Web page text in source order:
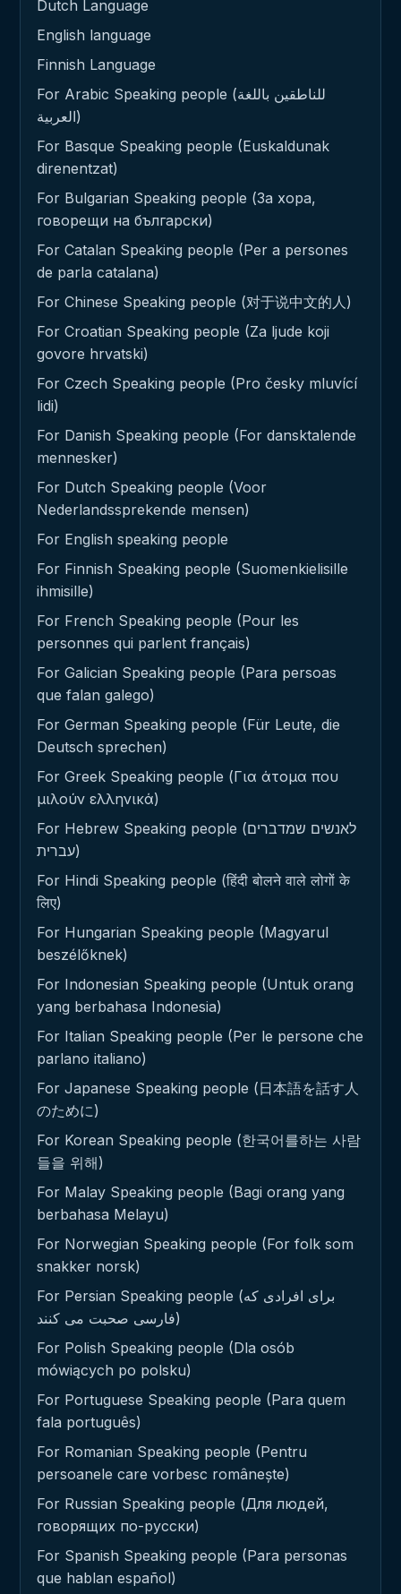
Dutch Language
English language
Finnish Language
For Arabic Speaking people (للناطقين باللغة
العربية)
For Basque Speaking people (Euskaldunak
direnentzat)
For Bulgarian Speaking people (За хора,
говорещи на български)
For Catalan Speaking people (Per a persones
de parla catalana)
For Chinese Speaking people (对于说中文的人)
For Croatian Speaking people (Za ljude koji
govore hrvatski)
For Czech Speaking people (Pro česky mluvící
lidi)
For Danish Speaking people (For dansktalende
mennesker)
For Dutch Speaking people (Voor
Nederlandssprekende mensen)
For English speaking people
For Finnish Speaking people (Suomenkielisille
ihmisille)
For French Speaking people (Pour les
personnes qui parlent français)
For Galician Speaking people (Para persoas
que falan galego)
For German Speaking people (Für Leute, die
Deutsch sprechen)
For Greek Speaking people (Για άτομα που
μιλούν ελληνικά)
For Hebrew Speaking people (לאנשים שמדברים
עברית)
For Hindi Speaking people (हिंदी बोलने वाले लोगों के
लिए)
For Hungarian Speaking people (Magyarul
beszélőknek)
For Indonesian Speaking people (Untuk orang
yang berbahasa Indonesia)
For Italian Speaking people (Per le persone che
parlano italiano)
For Japanese Speaking people (日本語を話す人
のために)
For Korean Speaking people (한국어를하는 사람
들을 위해)
For Malay Speaking people (Bagi orang yang
berbahasa Melayu)
For Norwegian Speaking people (For folk som
snakker norsk)
For Persian Speaking people (برای افرادی که
فارسی صحبت می کنند)
For Polish Speaking people (Dla osób
mówiących po polsku)
For Portuguese Speaking people (Para quem
fala português)
For Romanian Speaking people (Pentru
persoanele care vorbesc românește)
For Russian Speaking people (Для людей,
говорящих по-русски)
For Spanish Speaking people (Para personas
que hablan español)